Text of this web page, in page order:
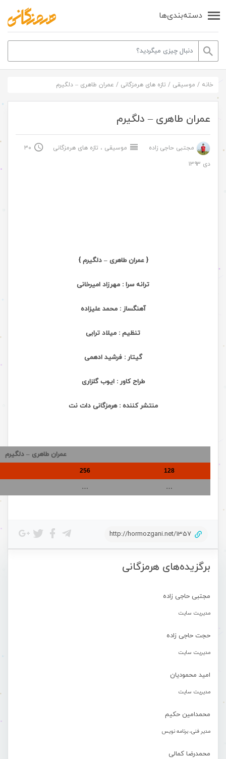
دسته‌بندی‌ها
برگزیده‌های هرمزگانی
مجتبی حاجی زاده
مدیریت سایت
حجت حاجی زاده
مدیریت سایت
امید محمودیان
مدیریت سایت
محمدامین حکیم
مدیر فنی، برنامه نویس
محمدرضا کمالی
خانه / موسیقی / تازه های هرمزگانی / عمران طاهری – دلگیرم
عمران طاهری – دلگیرم
مجتبی حاجی زاده موسیقی ، تازه های هرمزگانی
۳۰
دی ۱۳۹۳
{ عمران طاهری – دلگیرم }
ترانه سرا : مهرزاد امیرخانی
آهنگساز : محمد علیزاده
تنظیم : میلاد ترابی
گیتار : فرشید ادهمی
طراح کاور : ایوب گلزاری
منتشر کننده : هرمزگانی دات نت
عمران طاهری – دلگیرم
128
256
…
…
http://hormozgani.net/1357